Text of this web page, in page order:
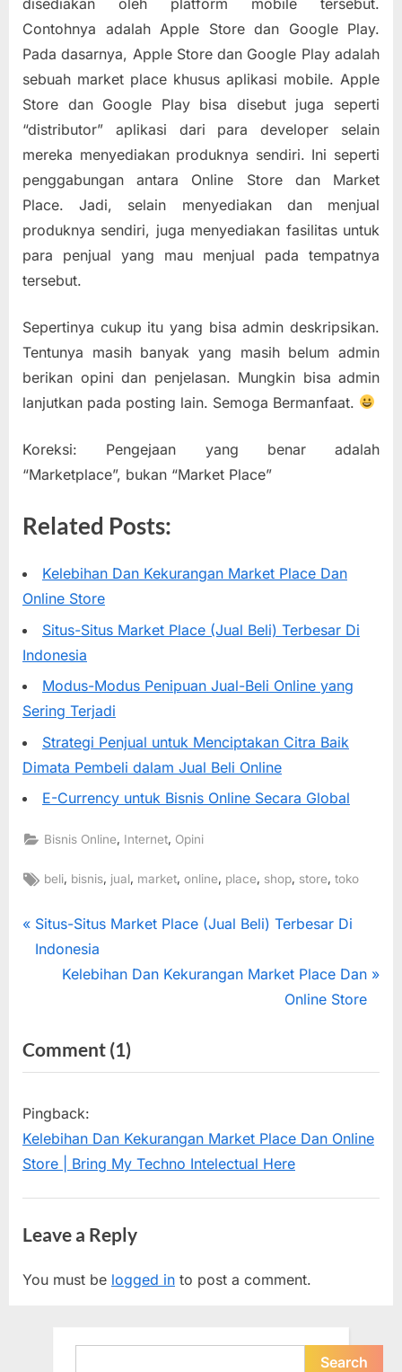
Contohnya adalah Apple Store dan Google Play.
Pada dasarnya, Apple Store dan Google Play adalah
sebuah market place khusus aplikasi mobile. Apple
Store dan Google Play bisa disebut juga seperti
“distributor” aplikasi dari para developer selain
mereka menyediakan produknya sendiri. Ini seperti
penggabungan antara Online Store dan Market
Place. Jadi, selain menyediakan dan menjual
produknya sendiri, juga menyediakan fasilitas untuk
para penjual yang mau menjual pada tempatnya
tersebut.
Sepertinya cukup itu yang bisa admin deskripsikan.
Tentunya masih banyak yang masih belum admin
berikan opini dan penjelasan. Mungkin bisa admin
lanjutkan pada posting lain. Semoga Bermanfaat.
Koreksi: Pengejaan yang benar adalah
“Marketplace”, bukan “Market Place”
Related Posts:
Kelebihan Dan Kekurangan Market Place Dan
Online Store
Situs-Situs Market Place (Jual Beli) Terbesar Di
Indonesia
Modus-Modus Penipuan Jual-Beli Online yang
Sering Terjadi
Strategi Penjual untuk Menciptakan Citra Baik
Dimata Pembeli dalam Jual Beli Online
E-Currency untuk Bisnis Online Secara Global
Bisnis Online, Internet, Opini
Tags:
beli, bisnis, jual, market,online, place, shop, store,toko
Post
navigation
P
r
o
u
P
o
s
t
Situs-Situs Market Place (Jual Beli) Terbesar Di
Indonesia
N
t
P
s
t
:
Kelebihan Dan Kekurangan Market Place Dan
Online Store
Comment (1)on
“Market
(Situs
Jual
Online
Store
Pingback:
Kelebihan Dan Kekurangan Market Place Dan Online
Store | Bring My Techno Intelectual Here
Leave a Reply
You must be logged in to post a comment.
Search